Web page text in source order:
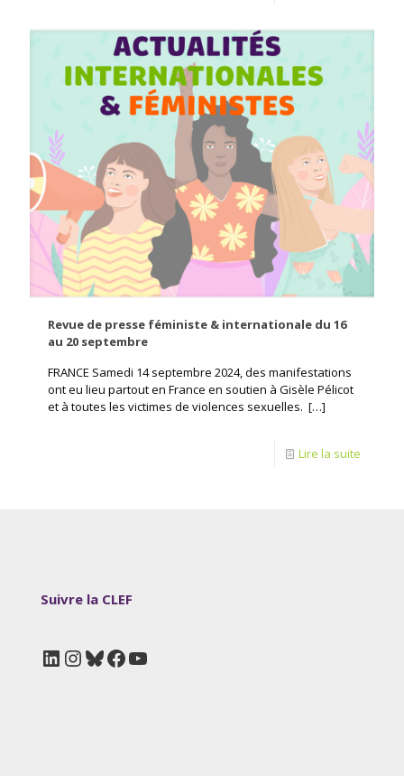
Revue de presse féministe & internationale du 16
au 20 septembre
FRANCE Samedi 14 septembre 2024, des manifestations
ont eu lieu partout en France en soutien à Gisèle Pélicot
et à toutes les victimes de violences sexuelles. […]
Lire la suite
Suivre la CLEF
LinkedIn
Instagram
Bluesky
Facebook
YouTube